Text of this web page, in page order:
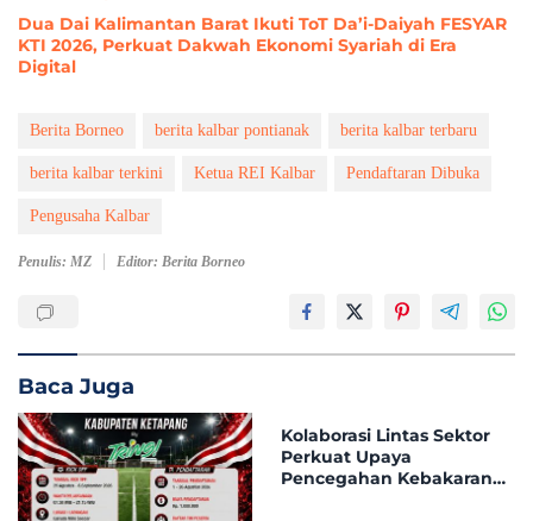
Dua Dai Kalimantan Barat Ikuti ToT Da’i-Daiyah FESYAR
KTI 2026, Perkuat Dakwah Ekonomi Syariah di Era
Digital
Berita Borneo berita kalbar pontianak berita kalbar terbaru
berita kalbar terkini Ketua REI Kalbar Pendaftaran Dibuka
Pengusaha Kalbar
Penulis: MZ Editor: Berita Borneo
Baca Juga
Kolaborasi Lintas Sektor
Perkuat Upaya
Pencegahan Kebakaran